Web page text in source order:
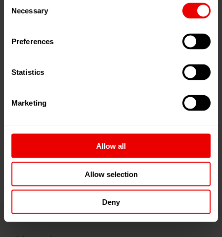
Selection
Necessary
Preferences
Statistics
Marketing
Allow all
Allow selection
Deny
technisches Verständnis
interessiert und neugierig